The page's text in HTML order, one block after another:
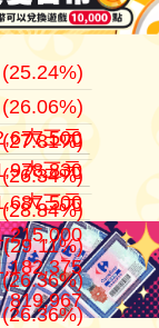
上大部分
免安裝，
445,152
409,546
371,859
357,659
319,268
318,956
317,807
309,235
819,967
大三元
大三元
大三元